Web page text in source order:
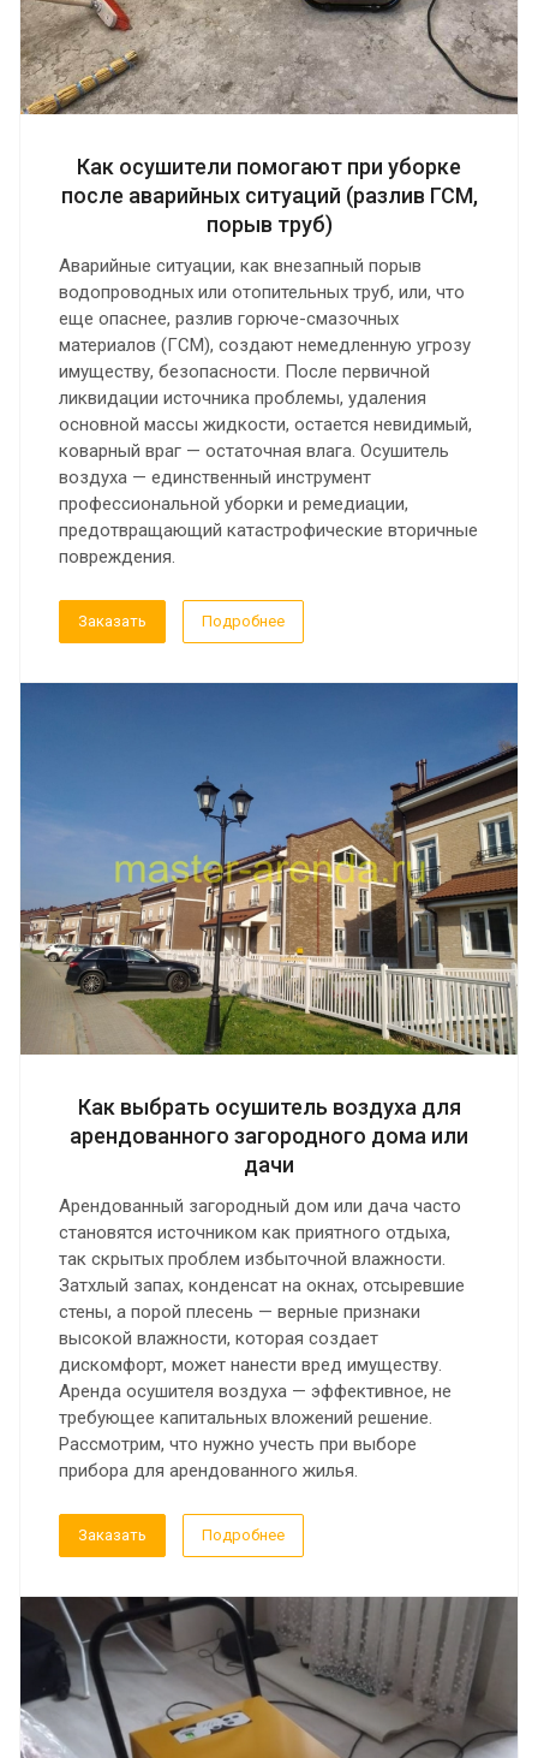
Как осушители помогают при уборке
после аварийных ситуаций (разлив ГСМ,
порыв труб)
Аварийные ситуации, как внезапный порыв
водопроводных или отопительных труб, или, что
еще опаснее, разлив горюче-смазочных
материалов (ГСМ), создают немедленную угрозу
имуществу, безопасности. После первичной
ликвидации источника проблемы, удаления
основной массы жидкости, остается невидимый,
коварный враг — остаточная влага. Осушитель
воздуха — единственный инструмент
профессиональной уборки и ремедиации,
предотвращающий катастрофические вторичные
повреждения.
Заказать Подробнее
Как выбрать осушитель воздуха для
арендованного загородного дома или
дачи
Арендованный загородный дом или дача часто
становятся источником как приятного отдыха,
так скрытых проблем избыточной влажности.
Затхлый запах, конденсат на окнах, отсыревшие
стены, а порой плесень — верные признаки
высокой влажности, которая создает
дискомфорт, может нанести вред имуществу.
Аренда осушителя воздуха — эффективное, не
требующее капитальных вложений решение.
Рассмотрим, что нужно учесть при выборе
прибора для арендованного жилья.
Заказать Подробнее